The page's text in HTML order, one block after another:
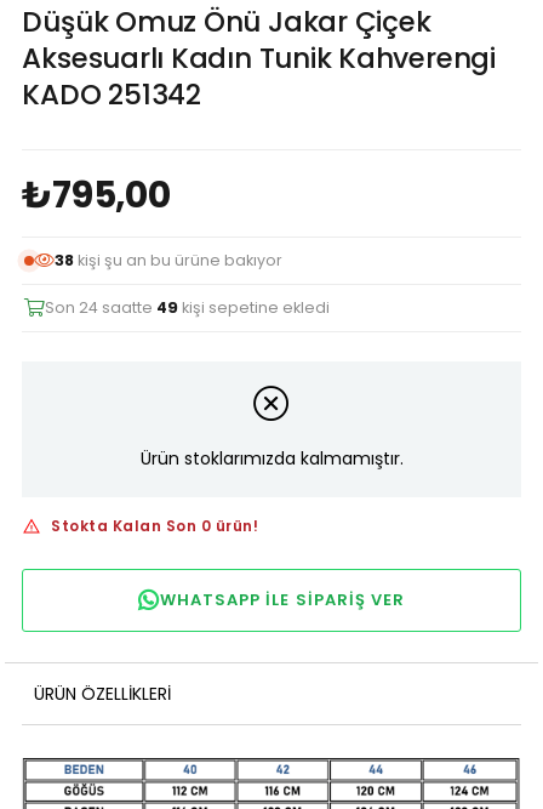
Düşük Omuz Önü Jakar Çiçek
Aksesuarlı Kadın Tunik Kahverengi
KADO 251342
₺795,00
38 kişi şu an bu ürüne bakıyor
Son 24 saatte 49 kişi sepetine ekledi
Ürün stoklarımızda kalmamıştır.
Stokta Kalan Son 0 ürün!
WHATSAPP ILE SIPARIŞ VER
ÜRÜN ÖZELLIKLERI